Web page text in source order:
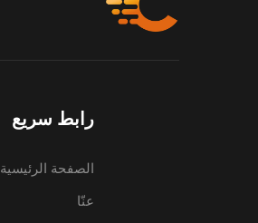
رابط سريع
الصفحة الرئيسية
عنّا